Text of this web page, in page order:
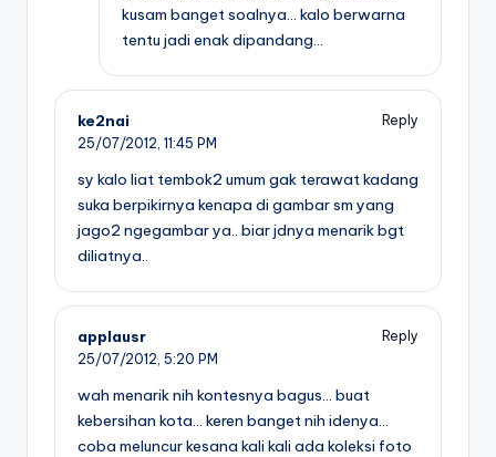
kusam banget soalnya… kalo berwarna
tentu jadi enak dipandang…
ke2nai
Reply
25/07/2012, 11:45 PM
sy kalo liat tembok2 umum gak terawat kadang
suka berpikirnya kenapa di gambar sm yang
jago2 ngegambar ya.. biar jdnya menarik bgt
diliatnya..
applausr
Reply
25/07/2012, 5:20 PM
wah menarik nih kontesnya bagus… buat
kebersihan kota… keren banget nih idenya…
coba meluncur kesana kali kali ada koleksi foto